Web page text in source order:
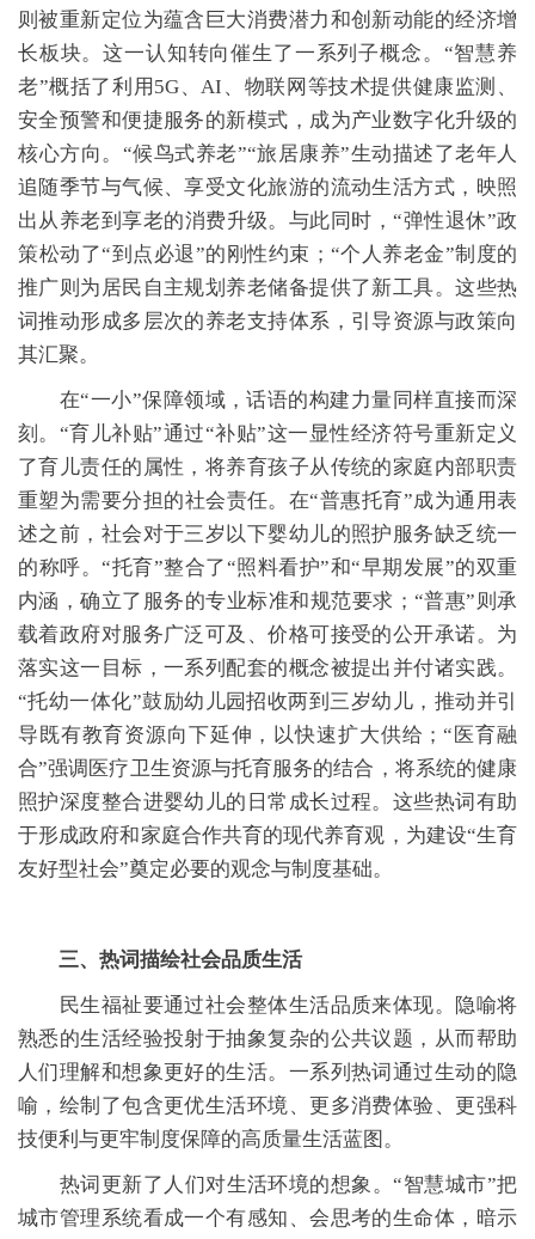
则被重新定位为蕴含巨大消费潜力和创新动能的经济增
长板块。这一认知转向催生了一系列子概念。“智慧养
老”概括了利用5G、AI、物联网等技术提供健康监测、
安全预警和便捷服务的新模式，成为产业数字化升级的
核心方向。“候鸟式养老”“旅居康养”生动描述了老年人
追随季节与气候、享受文化旅游的流动生活方式，映照
出从养老到享老的消费升级。与此同时，“弹性退休”政
策松动了“到点必退”的刚性约束；“个人养老金”制度的
推广则为居民自主规划养老储备提供了新工具。这些热
词推动形成多层次的养老支持体系，引导资源与政策向
其汇聚。
在“一小”保障领域，话语的构建力量同样直接而深
刻。“育儿补贴”通过“补贴”这一显性经济符号重新定义
了育儿责任的属性，将养育孩子从传统的家庭内部职责
重塑为需要分担的社会责任。在“普惠托育”成为通用表
述之前，社会对于三岁以下婴幼儿的照护服务缺乏统一
的称呼。“托育”整合了“照料看护”和“早期发展”的双重
内涵，确立了服务的专业标准和规范要求；“普惠”则承
载着政府对服务广泛可及、价格可接受的公开承诺。为
落实这一目标，一系列配套的概念被提出并付诸实践。
“托幼一体化”鼓励幼儿园招收两到三岁幼儿，推动并引
导既有教育资源向下延伸，以快速扩大供给；“医育融
合”强调医疗卫生资源与托育服务的结合，将系统的健康
照护深度整合进婴幼儿的日常成长过程。这些热词有助
于形成政府和家庭合作共育的现代养育观，为建设“生育
友好型社会”奠定必要的观念与制度基础。
三、热词描绘社会品质生活
民生福祉要通过社会整体生活品质来体现。隐喻将
熟悉的生活经验投射于抽象复杂的公共议题，从而帮助
人们理解和想象更好的生活。一系列热词通过生动的隐
喻，绘制了包含更优生活环境、更多消费体验、更强科
技便利与更牢制度保障的高质量生活蓝图。
热词更新了人们对生活环境的想象。“智慧城市”把
城市管理系统看成一个有感知、会思考的生命体，暗示